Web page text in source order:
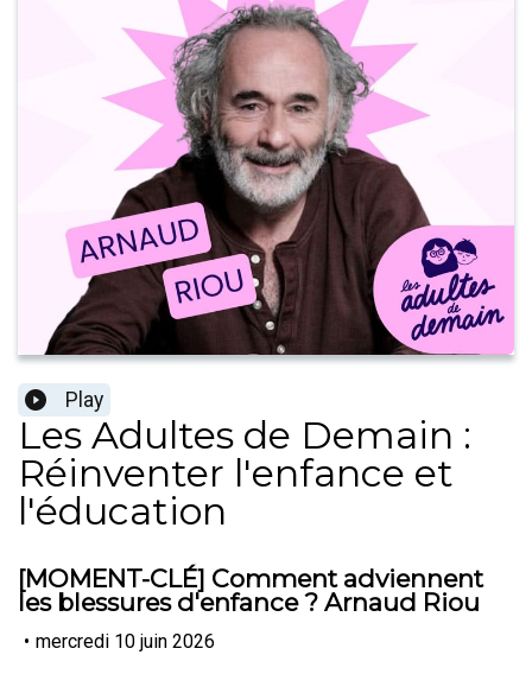
Play
Les Adultes de Demain :
Réinventer l'enfance et
l'éducation
[MOMENT-CLÉ] Comment adviennent
les blessures d'enfance ? Arnaud Riou
• mercredi 10 juin 2026